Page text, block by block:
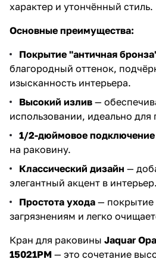
характер и утончённый стиль.
Основные преимущества:
Покрытие "античная
благородный оттенок,
изысканность интерьера.
Высокий излив —
использовании, идеально для
1/2-дюймовое подключение
на раковину.
Классический дизайн —
элегантный акцент в интерьер.
Простота ухода — покрытие
загрязнениям и легко
Кран для раковины Jaquar
15021PM — это сочетание